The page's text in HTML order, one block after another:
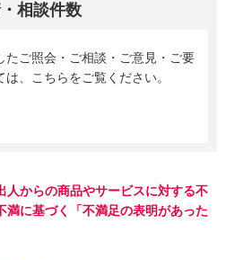
相談件数
たご照会・ご相談・ご意見・ご要
、こちらをご覧ください。
人からの商品やサービスに対する不
満に基づく「不満足の表明があった